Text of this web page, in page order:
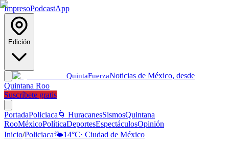
ImpresoPodcastApp
Edición
QuintaFuerzaNoticias de México, desde
Quintana Roo
Suscríbete gratis
PortadaPoliciaca 🌀 HuracanesSismosQuintana
RooMéxicoPolíticaDeportesEspectáculosOpinión
Inicio/Policiaca🌤️14°C· Ciudad de México